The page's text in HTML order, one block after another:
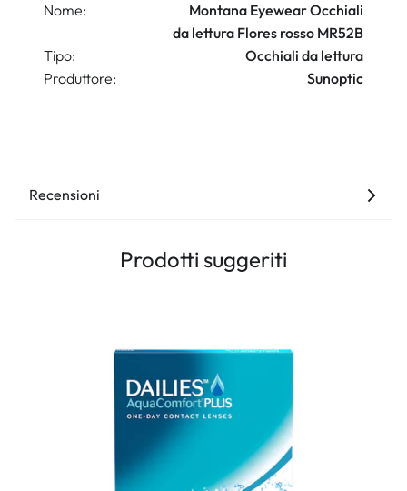
Nome:
Montana Eyewear Occhiali
da lettura Flores rosso MR52B
Tipo:
Occhiali da lettura
Produttore:
Sunoptic
Recensioni
Prodotti suggeriti